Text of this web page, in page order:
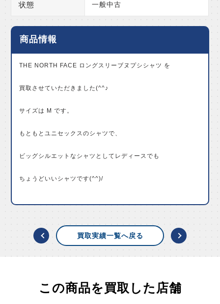
状態 一般中古
商品情報
THE NORTH FACE ロングスリーブヌプシシャツ を
買取させていただきました(^^♪
サイズは M です。
もともとユニセックスのシャツで、
ビッグシルエットなシャツとしてレディースでも
ちょうどいいシャツです(^^)/
買取実績一覧へ戻る
この商品を買取した店舗